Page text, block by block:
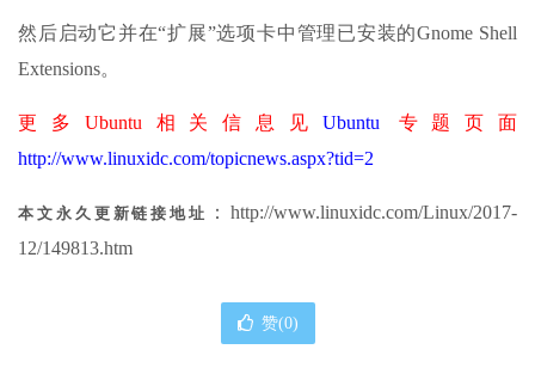
然后启动它并在“扩展”选项卡中管理已安装的Gnome Shell
Extensions。
更多Ubuntu相关信息见 Ubuntu 专题页面
http://www.linuxidc.com/topicnews.aspx?tid=2
本文永久更新链接地址
：http://www.linuxidc.com/Linux/2017-
12/149813.htm
赞(0)